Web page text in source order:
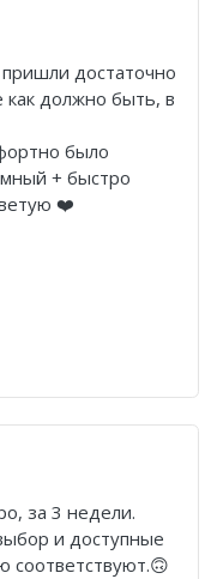
достаточно
должно быть, в
было
+ быстро
❤️
за 3 недели.
и доступные
соответствуют.🙃